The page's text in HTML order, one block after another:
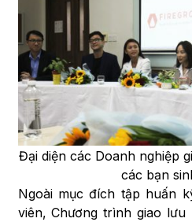
Đại diện các Doanh nghiệp
các bạn
Ngoài mục đích tập huấn
viên, Chương trình giao